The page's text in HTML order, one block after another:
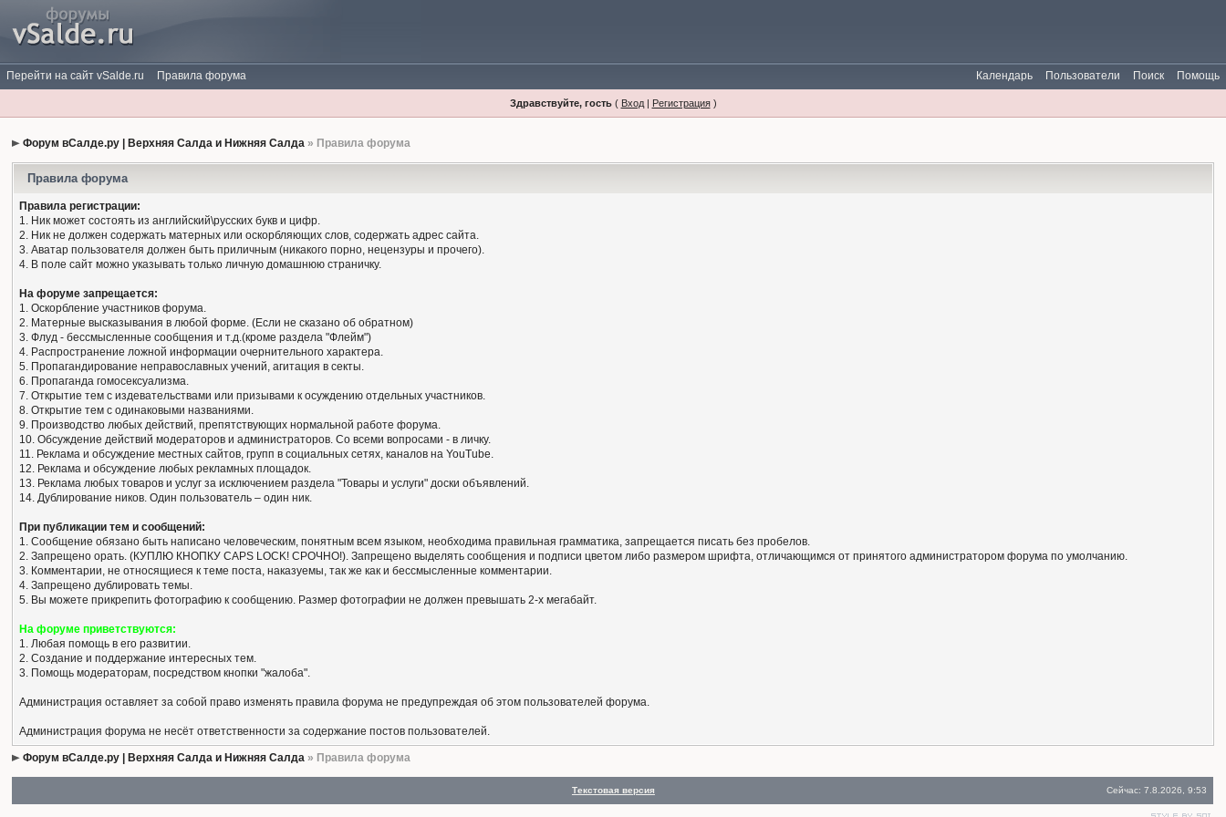
Перейти на сайт vSalde.ru Правила форума Помощь
Поиск
Пользователи
Календарь
Здравствуйте, гость( Вход| Регистрация)
Форум вСалде.ру | Верхняя Салда и Нижняя Салда » Правила форума
Правила форума
Правила регистрации:
1. Ник может состоять из английский\русских букв и цифр.
2. Ник не должен содержать матерных или оскорбляющих слов, содержать адрес сайта.
3. Аватар пользователя должен быть приличным (никакого порно, нецензуры и прочего).
4. В поле сайт можно указывать только личную домашнюю страничку.
На форуме запрещается:
1. Оскорбление участников форума.
2. Матерные высказывания в любой форме. (Если не сказано об обратном)
3. Флуд - бессмысленные сообщения и т.д.(кроме раздела "Флейм")
4. Распространение ложной информации очернительного характера.
5. Пропагандирование неправославных учений, агитация в секты.
6. Пропаганда гомосексуализма.
7. Открытие тем с издевательствами или призывами к осуждению отдельных участников.
8. Открытие тем с одинаковыми названиями.
9. Производство любых действий, препятствующих нормальной работе форума.
10. Обсуждение действий модераторов и администраторов. Со всеми вопросами - в личку.
11. Реклама и обсуждение местных сайтов, групп в социальных сетях, каналов на YouTube.
12. Реклама и обсуждение любых рекламных площадок.
13. Реклама любых товаров и услуг за исключением раздела "Товары и услуги" доски объявлений.
14. Дублирование ников. Один пользователь – один ник.
При публикации тем и сообщений:
1. Сообщение обязано быть написано человеческим, понятным всем языком, необходима правильная грамматика, запрещается писать без пробелов.
2. Запрещено орать. (КУПЛЮ КНОПКУ CAPS LOCK! СРОЧНО!). Запрещено выделять сообщения и подписи цветом либо размером шрифта, отличающимся от принятого администратором форума по умолчанию.
3. Комментарии, не относящиеся к теме поста, наказуемы, так же как и бессмысленные комментарии.
4. Запрещено дублировать темы.
5. Вы можете прикрепить фотографию к сообщению. Размер фотографии не должен превышать 2-х мегабайт.
На форуме приветствуются:
1. Любая помощь в его развитии.
2. Создание и поддержание интересных тем.
3. Помощь модераторам, посредством кнопки "жалоба".
Администрация оставляет за собой право изменять правила форума не предупреждая об этом пользователей форума.
Администрация форума не несёт ответственности за содержание постов пользователей.
Форум вСалде.ру | Верхняя Салда и Нижняя Салда » Правила форума
Текстовая версия Сейчас: 7.8.2026, 9:53